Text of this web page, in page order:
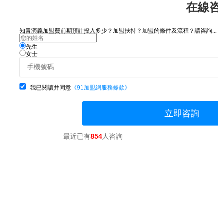
在線
知青演義加盟費前期預計投入多少？加盟扶持？加盟的條件及流程？請咨詢...
先生
女士
我已閱讀并同意 《91加盟網服務條款》
立即咨詢
最近已有854人咨詢